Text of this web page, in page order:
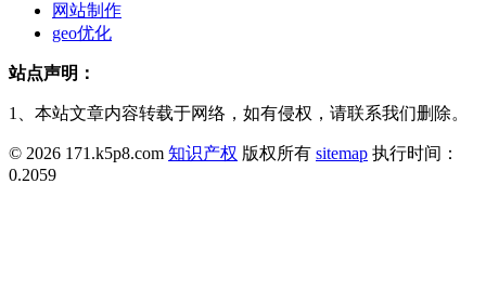
网站制作
geo优化
站点声明：
1、本站文章内容转载于网络，如有侵权，请联系我们删除。
© 2026 171.k5p8.com 知识产权 版权所有 sitemap 执行时间：
0.2059